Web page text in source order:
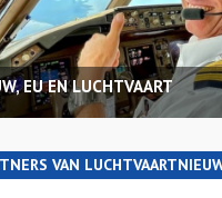
EU EN LUCHTVAART
VAN